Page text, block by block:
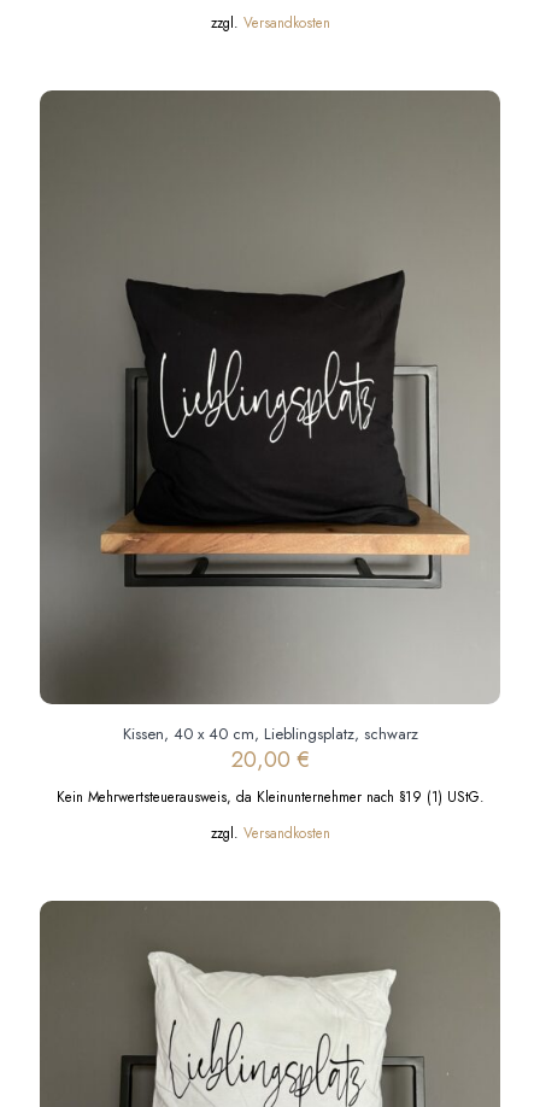
zzgl. Versandkosten
Kissen, 40 x 40 cm, Lieblingsplatz, schwarz
20,00 €
Kein Mehrwertsteuerausweis, da Kleinunternehmer nach §19 (1) UStG.
zzgl. Versandkosten